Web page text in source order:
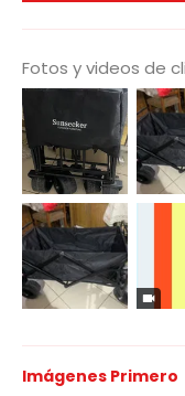
Fotos y videos de
Sort by